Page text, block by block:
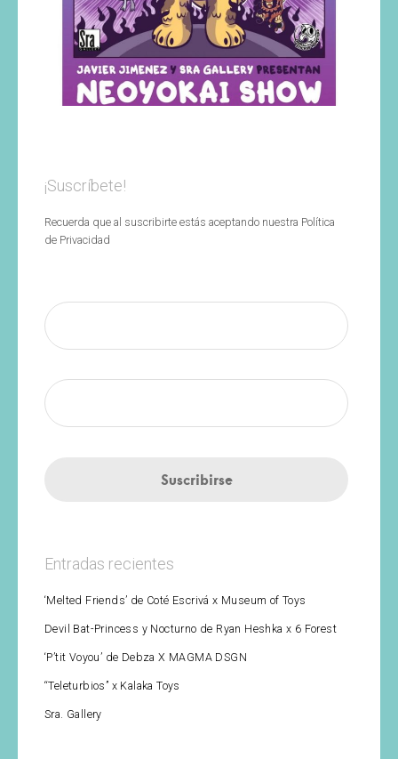
¡Suscríbete!
Recuerda que al suscribirte estás aceptando nuestra Política
de Privacidad
Entradas recientes
‘Melted Friends’ de Coté Escrivá x Museum of Toys
Devil Bat-Princess y Nocturno de Ryan Heshka x 6 Forest
‘P’tit Voyou’ de Debza X MAGMA DSGN
“Teleturbios” x Kalaka Toys
Sra. Gallery